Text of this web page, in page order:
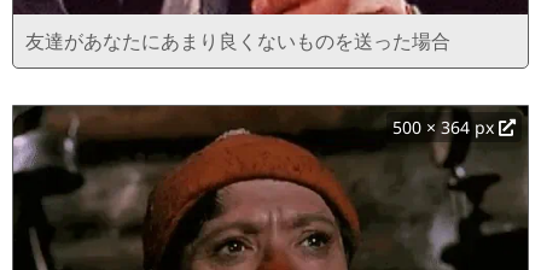
友達があなたにあまり良くないものを送った場合
500 × 364 px